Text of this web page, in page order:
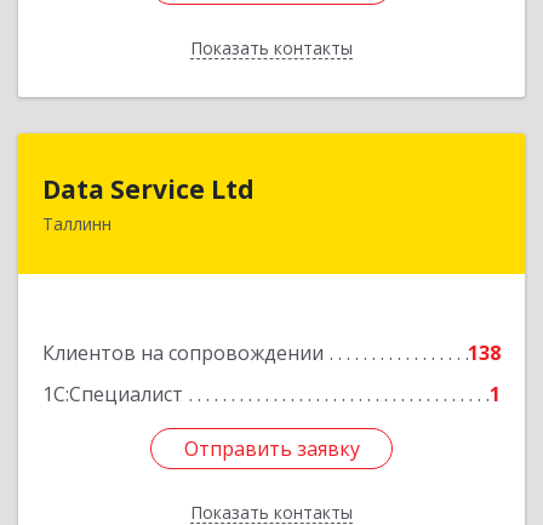
Показать контакты
Назад
Data Service Ltd
Таллинн
Клиентов на сопровождении
138
1С:Специалист
1
Отправить заявку
Показать контакты
Отправить заявку
Назад